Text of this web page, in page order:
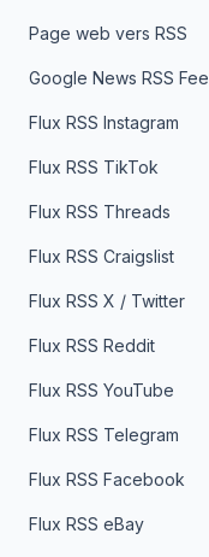
Page web vers RSS
Google News RSS
Flux RSS Instagram
Flux RSS TikTok
Flux RSS Threads
Flux RSS Craigslist
Flux RSS X / Twitter
Flux RSS Reddit
Flux RSS YouTube
Flux RSS Telegram
Flux RSS Facebook
Flux RSS eBay